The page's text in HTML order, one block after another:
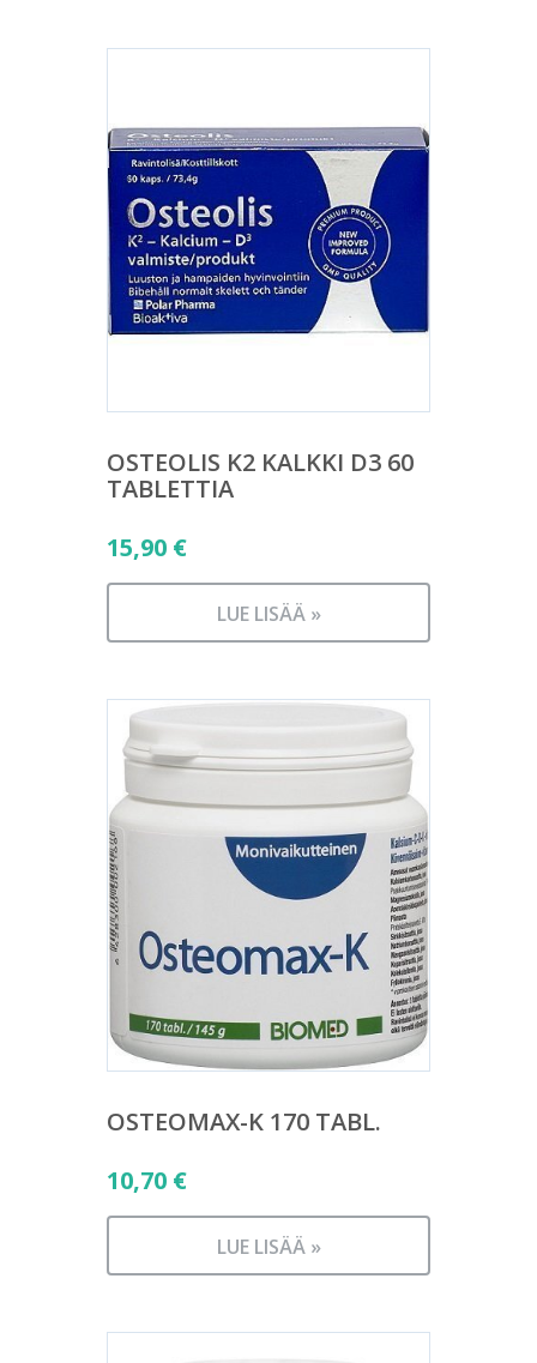
OSTEOLIS K2 KALKKI D3 60
TABLETTIA
15,90 €
LUE LISÄÄ »
OSTEOMAX-K 170 TABL.
10,70 €
LUE LISÄÄ »